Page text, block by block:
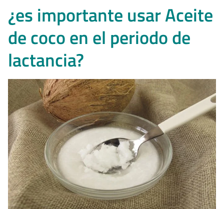
¿es importante usar Aceite
de coco en el periodo de
lactancia?